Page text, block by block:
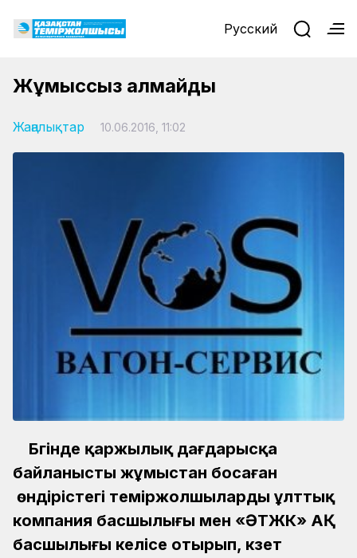
Русский
Жұмыссыз қалмайды
Жаңалықтар 10.06.2016, 11:02
Бүгінде қаржылық дағдарысқа
байланысты жұмыстан босаған
өндірістегі теміржолшыларды ұлттық
компания басшылығы мен «ӘТЖК» АҚ
басшылығы келісе отырып, күзет